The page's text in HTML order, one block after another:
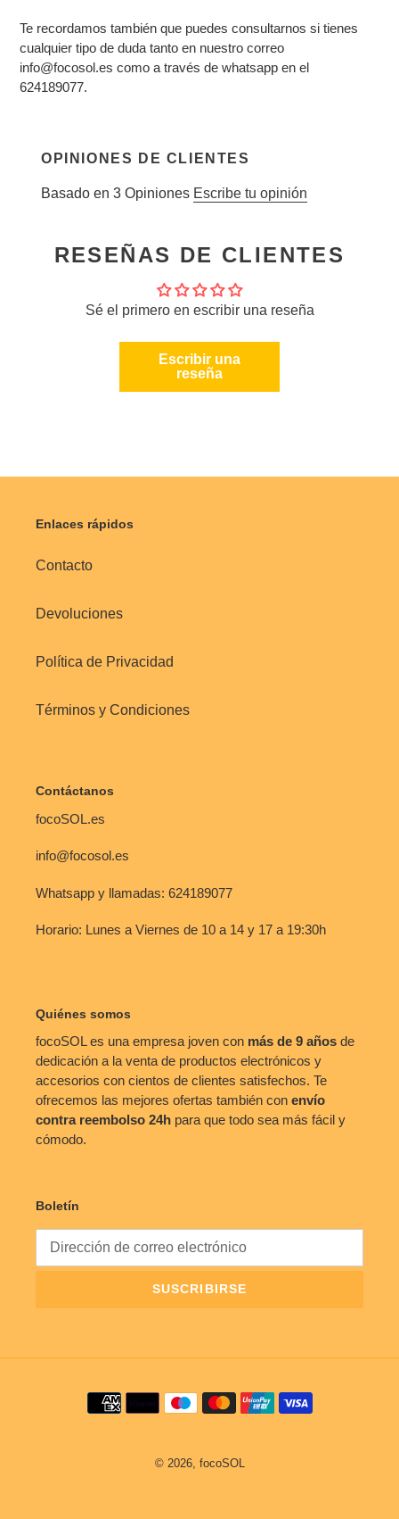
Te recordamos también que puedes consultarnos si tienes
cualquier tipo de duda tanto en nuestro correo
info@focosol.es como a través de whatsapp en el
624189077.
OPINIONES DE CLIENTES
Basado en 3 Opiniones Escribe tu opinión
RESEÑAS DE CLIENTES
Sé el primero en escribir una reseña
Escribir una
reseña
Enlaces rápidos
Contacto
Devoluciones
Política de Privacidad
Términos y Condiciones
Contáctanos
focoSOL.es
info@focosol.es
Whatsapp y llamadas: 624189077
Horario: Lunes a Viernes de 10 a 14 y 17 a 19:30h
Quiénes somos
focoSOL es una empresa joven con más de 9 años de
dedicación a la venta de productos electrónicos y
accesorios con cientos de clientes satisfechos. Te
ofrecemos las mejores ofertas también con envío
contra reembolso 24h para que todo sea más fácil y
cómodo.
Boletín
SUSCRIBIRSE
Métodos
de
© 2026, focoSOL